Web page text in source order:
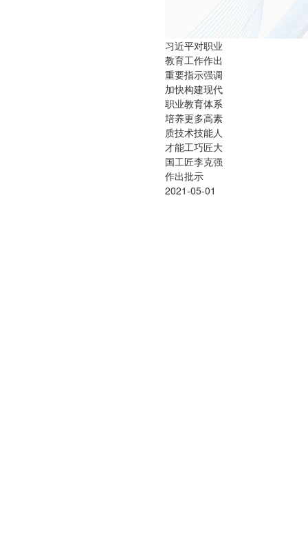
习近平对职业
教育工作作出
重要指示强调
加快构建现代
职业教育体系
培养更多高素
质技术技能人
才能工巧匠大
国工匠李克强
作出批示
2021-05-01